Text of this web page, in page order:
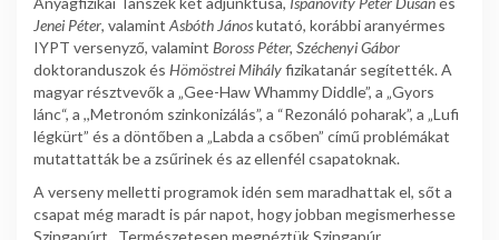
Jenei Péter, valamint Asbóth Jánoskutató, korábbi aranyérmes
IYPT versenyző, valamint Boross Péter, Széchenyi Gábor
doktoranduszok és Hömöstrei Mihályfizikatanár segítették. A
magyar résztvevők a „Gee-Haw Whammy Diddle”, a „Gyors
lánc“, a ,,Metronóm szinkonizálás”, a “Rezonáló poharak”, a „Lufi
légkürt” és a döntőben a „Labda a csőben” című problémákat
mutattatták be a zsűrinek és az ellenfél csapatoknak.
A verseny melletti programok idén sem maradhattak el, sőt a
csapat még maradt is pár napot, hogy jobban megismerhesse
Szingapúrt. Természetesen megnéztük Szingapúr